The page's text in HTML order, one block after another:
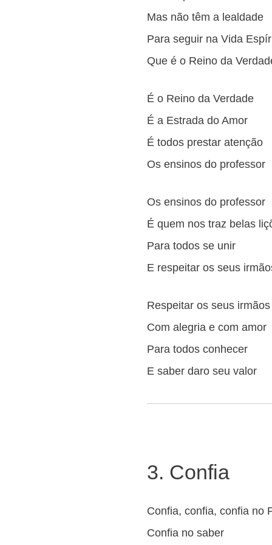
Mas não têm a lealdade
Para seguir na Vida
Que é o Reino da
É o Reino da Verdade
É a Estrada do Amor
É todos prestar atenção
Os ensinos do professor
Os ensinos do professor
É quem nos traz belas
Para todos se unir
E respeitar os seus
Respeitar os seus irmãos
Com alegria e com amor
Para todos conhecer
E saber daro seu valor
3. Confia
Confia, confia, confia no
Confia no saber